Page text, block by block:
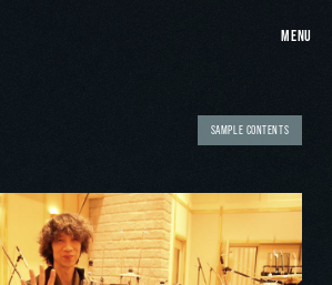
MENU
SAMPLE CONTENTS